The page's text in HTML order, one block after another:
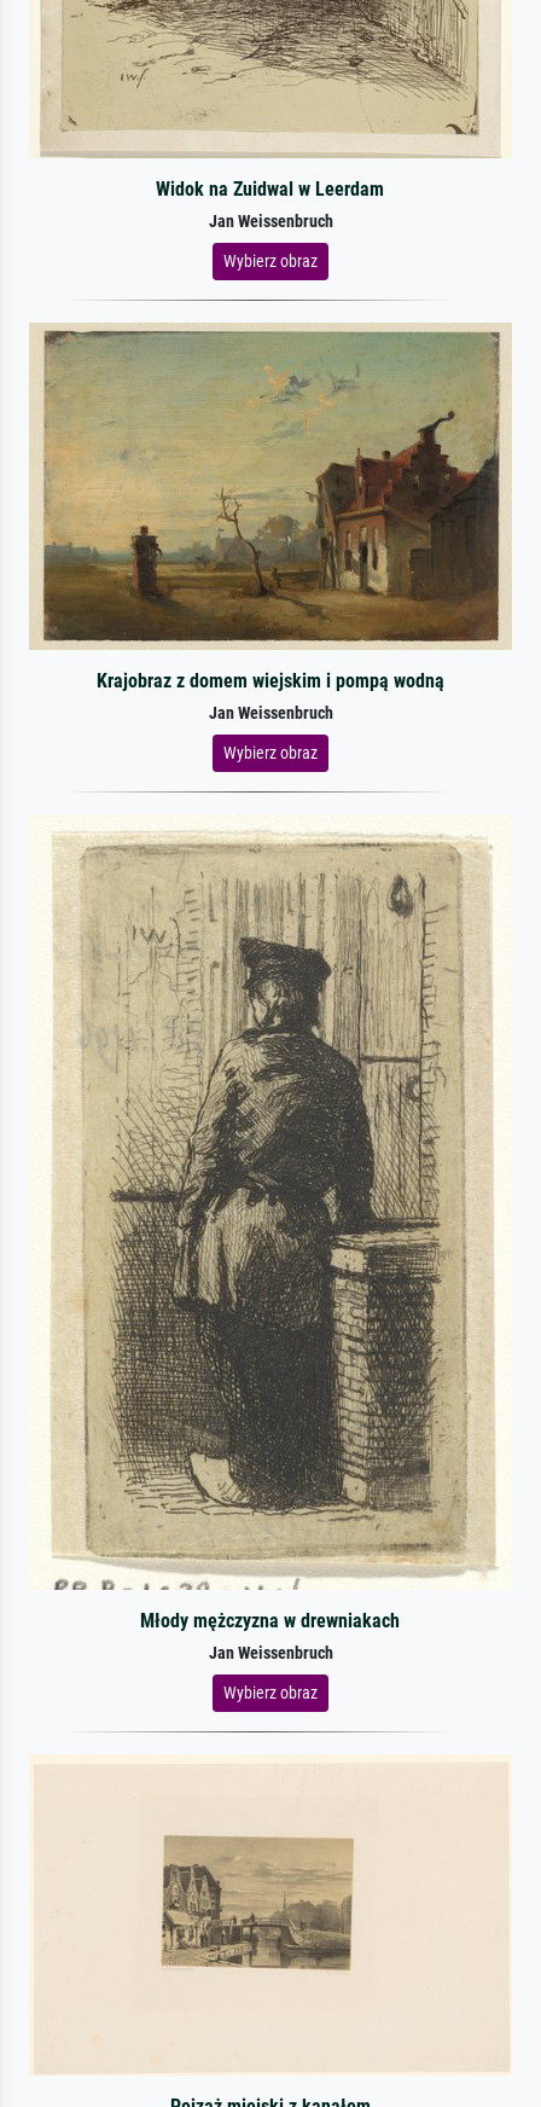
Widok na Zuidwal w Leerdam
Jan Weissenbruch
Wybierz obraz
Krajobraz z domem wiejskim i pompą wodną
Jan Weissenbruch
Wybierz obraz
Młody mężczyzna w drewniakach
Jan Weissenbruch
Wybierz obraz